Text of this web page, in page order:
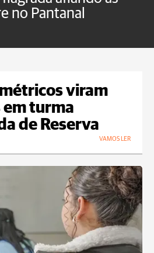
no Pantanal
viram
turma
de Reserva
VAMOS LER